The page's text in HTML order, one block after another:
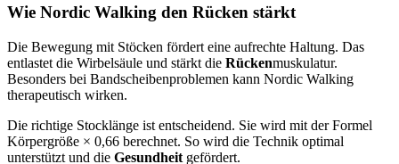
Wie Nordic Walking den Rücken stärkt
Die Bewegung mit Stöcken fördert eine aufrechte Haltung. Das
entlastet die Wirbelsäule und stärkt die Rückenmuskulatur.
Besonders bei Bandscheibenproblemen kann Nordic Walking
therapeutisch wirken.
Die richtige Stocklänge ist entscheidend. Sie wird mit der Formel
Körpergröße × 0,66 berechnet. So wird die Technik optimal
unterstützt und die Gesundheit gefördert.